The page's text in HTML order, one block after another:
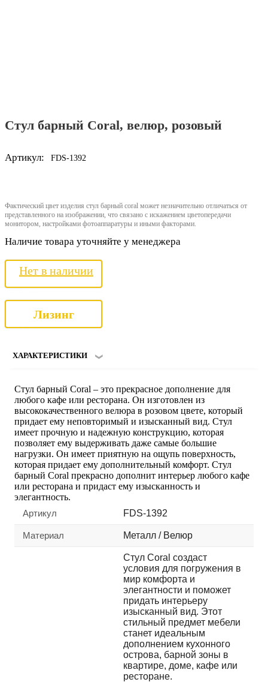
Стул барный Coral, велюр, розовый
Артикул: FDS-1392
Фактический цвет изделия стул барный coral может незначительно отличаться от
представленного на изображении, что связано с искажением цветопередачи
монитором, настройками фотоаппаратуры и иными факторами.
Наличие товара уточняйте у менеджера
Нет в наличии
Лизинг
ХАРАКТЕРИСТИКИ
Стул барный Coral – это прекрасное дополнение для
любого кафе или ресторана. Он изготовлен из
высококачественного велюра в розовом цвете, который
придает ему неповторимый и изысканный вид. Стул
имеет прочную и надежную конструкцию, которая
позволяет ему выдерживать даже самые большие
нагрузки. Он имеет приятную на ощупь поверхность,
которая придает ему дополнительный комфорт. Стул
барный Coral прекрасно дополнит интерьер любого кафе
или ресторана и придаст ему изысканность и
элегантность.
Артикул
FDS-1392
Материал Металл / Велюр
Стул Coral создаст
условия для погружения в
мир комфорта и
элегантности и поможет
придать интерьеру
изысканный вид. Этот
стильный предмет мебели
станет идеальным
дополнением кухонного
острова, барной зоны в
квартире, доме, кафе или
ресторане.